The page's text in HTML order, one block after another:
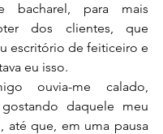
bacharel, para mais
dos clientes, que
escritório de feiticeiro e
eu isso.
ouvia-me calado,
daquele meu
até que, em uma pausa